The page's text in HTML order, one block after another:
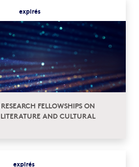
expirés
FELLOWSHIPS ON
AND CULTURAL
expirés